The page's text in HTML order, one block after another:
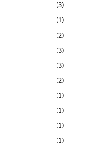
(3)
(1)
(2)
(3)
(3)
(2)
(1)
(1)
(1)
(1)